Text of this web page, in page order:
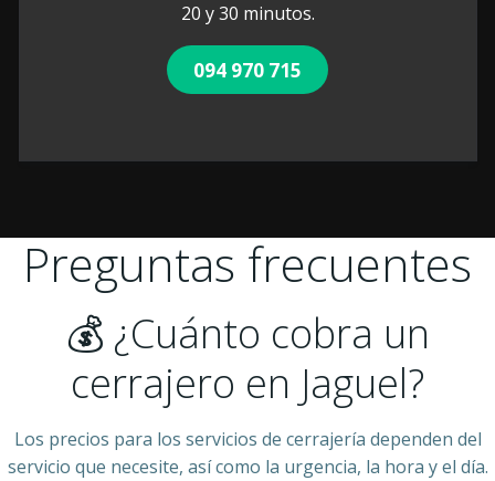
20 y 30 minutos.
094 970 715
Preguntas frecuentes
💰 ¿Cuánto cobra un
cerrajero en Jaguel?
Los precios para los servicios de cerrajería dependen del
servicio que necesite, así como la urgencia, la hora y el día.